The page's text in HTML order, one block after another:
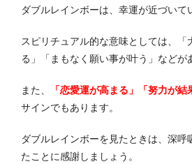
ダブルレインボーは、幸運が近づいて
スピリチュアル的な意味としては、「
る」「まもなく願い事が叶う」などが
また、 「恋愛運が高まる」「努力が結
サインでもあります。
ダブルレインボーを見たときは、深呼
たことに感謝しましょう。